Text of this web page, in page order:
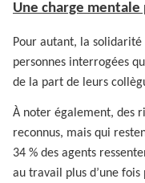
Une charge
Pour autant, la solidarité
personnes interrogées
de la part de leurs
À noter également, des
reconnus, mais qui
34 % des agents
au travail plus d’une